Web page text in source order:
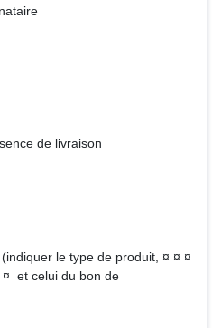
livraison
le type de produit, ¤ ¤ ¤
¤ et celui du bon de